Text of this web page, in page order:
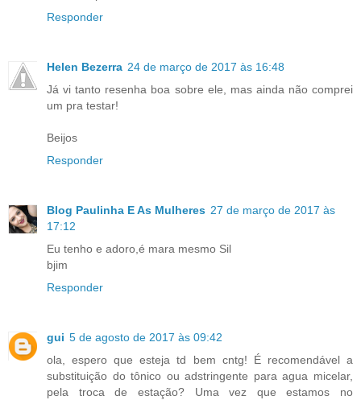
Responder
Helen Bezerra 24 de março de 2017 às 16:48
Já vi tanto resenha boa sobre ele, mas ainda não comprei
um pra testar!
Beijos
Responder
Blog Paulinha E As Mulheres 27 de março de 2017 às
17:12
Eu tenho e adoro,é mara mesmo Sil
bjim
Responder
gui 5 de agosto de 2017 às 09:42
ola, espero que esteja td bem cntg! É recomendável a
substituição do tônico ou adstringente para agua micelar,
pela troca de estação? Uma vez que estamos no